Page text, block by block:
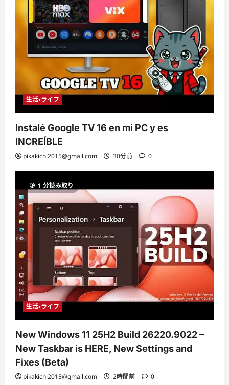
生活・ライフ
Instalé Google TV 16 en mi PC y es
INCREÍBLE
pikakichi2015@gmail.com 30分前 0
1 分読み取り
生活・ライフ
New Windows 11 25H2 Build 26220.9022 –
New Taskbar is HERE, New Settings and
Fixes (Beta)
pikakichi2015@gmail.com 2時間前 0